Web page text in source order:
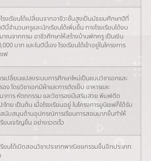
รงเรียนได้เปลี่ยนจากอาชีวะชั้นสูงเป็นมัธยมศึกษาปีที่
ปีนี้จำนวนครูและนักเรียนได้เพิ่มขึ้น ทางโรงเรียนได้งบ
าณจากกรม อาชีวศึกษาให้สร้างบ้านพักครู เป็นเงิน
บาท และในปีนี้เอง โรงเรียนได้เข้าอยู่ในโครงการ
ฟ
เปลี่ยนแปลงระบบการศึกษาใหม่เป็นแบบวิชาเอกและ
อง โดยวิชาเอกมีผ้าและการตัดเย็บ อาหารและ
าการ หัตถกรรม และวิชารองมีเสริมสวย พิมพ์ดีด
ไทย เป็นต้น เมื่อโรงเรียนอยู่ ในโครงการยูนิเซฟก็ได้รับ
นับสนุนด้านอุปกรณ์การเรียนการสอนมากขึ้นทำให้
รียนเจริญขึ้น อย่างรวดเร็ว
รียนได้เปิดสอนวิชาประเภทพาณิชยกรรมขึ้นอีกประเภท